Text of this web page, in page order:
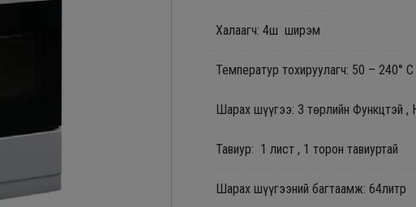
Халаагч: 4ш ширэм
Температур тохируулагч: 50 – 240° C
Шарах шүүгээ: 3 төрлийн Функцтэй ,
Тавиур: 1 лист , 1 торон тавиуртай
Шарах шүүгээний багтаамж: 64литр